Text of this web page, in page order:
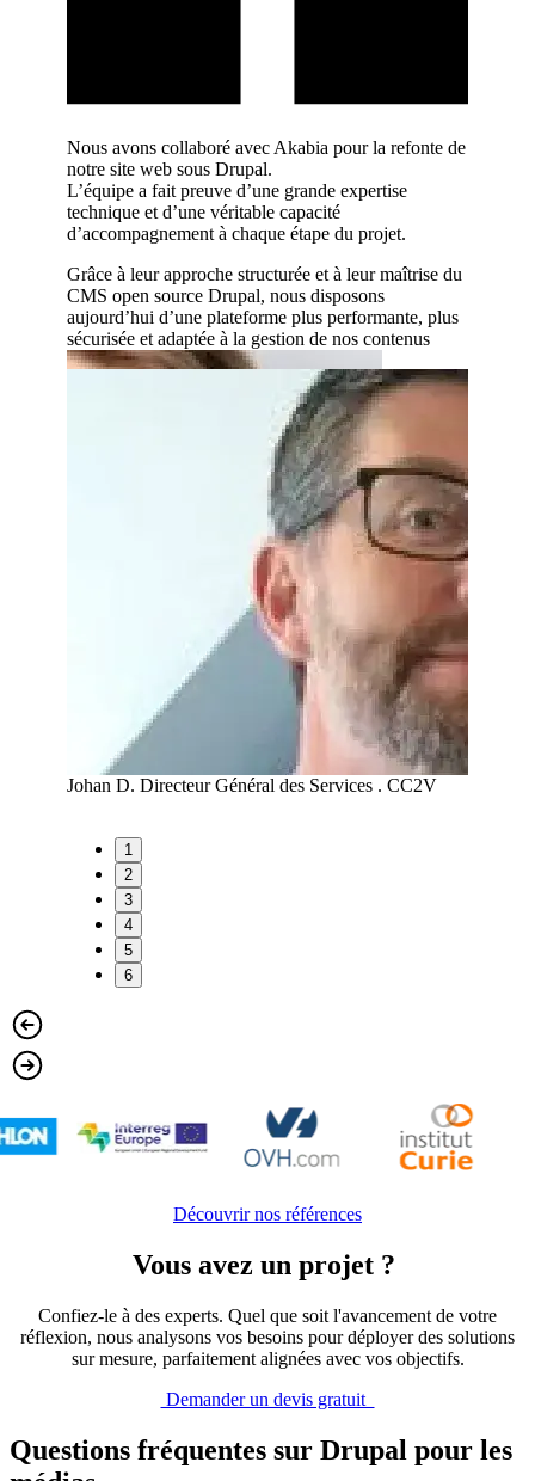
Nous avons collaboré avec Akabia pour la refonte de
notre site web sous Drupal.
L’équipe a fait preuve d’une grande expertise
technique et d’une véritable capacité
d’accompagnement à chaque étape du projet.
Grâce à leur approche structurée et à leur maîtrise du
CMS open source Drupal, nous disposons
aujourd’hui d’une plateforme plus performante, plus
sécurisée et adaptée à la gestion de nos contenus
Johan D. Directeur Général des Services . CC2V
1
2
3
4
5
6
Découvrir nos références
Vous avez un projet ?
Confiez-le à des experts. Quel que soit l'avancement de votre
réflexion, nous analysons vos besoins pour déployer des solutions
sur mesure, parfaitement alignées avec vos objectifs.
Demander un devis gratuit
Questions fréquentes sur Drupal pour les